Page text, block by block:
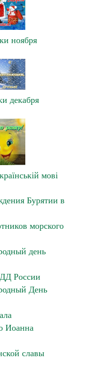
ноября
декабря
мові
Бурятии в
морского
день
России
День
Иоанна
славы